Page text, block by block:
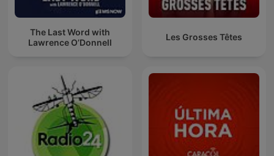
The Last Word with
Lawrence O’Donnell
Les Grosses Têtes